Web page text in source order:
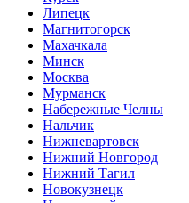
Липецк
Магнитогорск
Махачкала
Минск
Москва
Мурманск
Набережные Челны
Нальчик
Нижневартовск
Нижний Новгород
Нижний Тагил
Новокузнецк